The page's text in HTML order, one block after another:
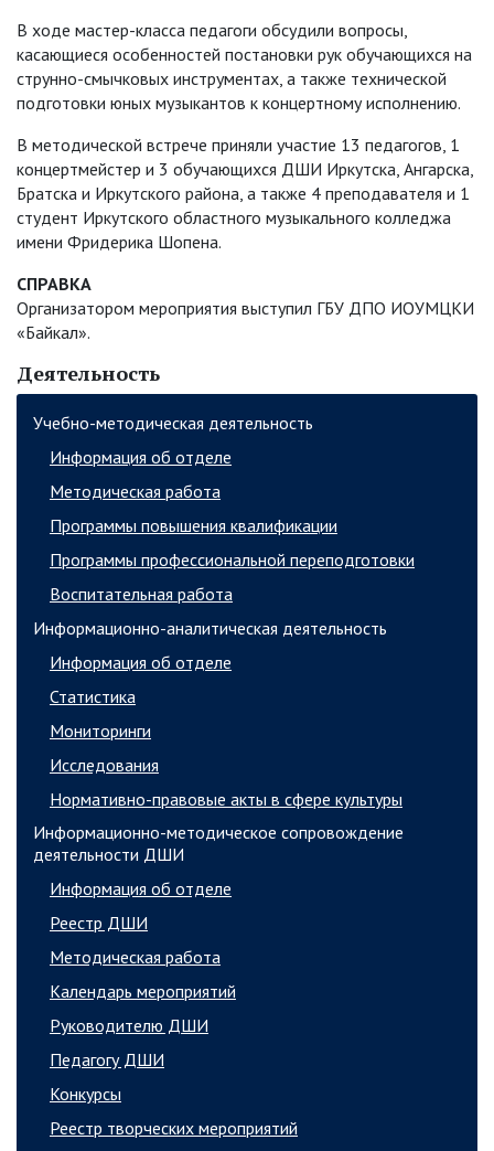
Деятельность
Учебно-методическая деятельность
Информация об отделе
Методическая работа
Программы повышения квалификации
Программы профессиональной переподготовки
Воспитательная работа
Информационно-аналитическая деятельность
Информация об отделе
Статистика
Мониторинги
Исследования
Нормативно-правовые акты в сфере культуры
Информационно-методическое сопровождение
деятельности ДШИ
Информация об отделе
Реестр ДШИ
Методическая работа
Календарь мероприятий
Руководителю ДШИ
Педагогу ДШИ
Конкурсы
Реестр творческих мероприятий
В ходе мастер-класса педагоги обсудили вопросы,
касающиеся особенностей постановки рук обучающихся на
струнно-смычковых инструментах, а также технической
подготовки юных музыкантов к концертному исполнению.
В методической встрече приняли участие 13 педагогов, 1
концертмейстер и 3 обучающихся ДШИ Иркутска, Ангарска,
Братска и Иркутского района, а также 4 преподавателя и 1
студент Иркутского областного музыкального колледжа
имени Фридерика Шопена.
СПРАВКА
Организатором мероприятия выступил ГБУ ДПО ИОУМЦКИ
«Байкал».